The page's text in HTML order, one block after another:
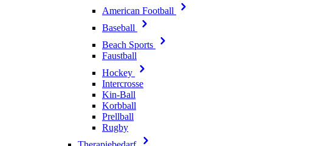
American Football
Baseball
Beach Sports
Faustball
Hockey
Intercrosse
Kin-Ball
Korbball
Prellball
Rugby